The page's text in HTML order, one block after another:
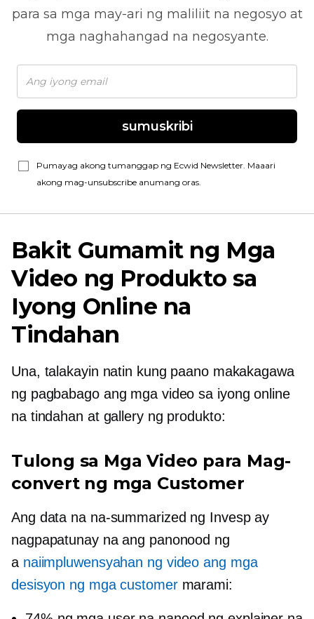
para sa mga may-ari ng maliliit na negosyo at
mga naghahangad na negosyante.
sumuskribi
Pumayag akong tumanggap ng Ecwid Newsletter. Maaari
akong mag-unsubscribe anumang oras.
Bakit Gumamit ng Mga
Video ng Produkto sa
Iyong Online na
Tindahan
Una, talakayin natin kung paano makakagawa
ng pagbabago ang mga video sa iyong online
na tindahan at gallery ng produkto:
Tulong sa Mga Video para Mag-
convert ng mga Customer
Ang data na na-summarized ng Invesp ay
nagpapatunay na ang panonood ng
a naiimpluwensyahan ng video ang mga
desisyon ng mga customermarami: